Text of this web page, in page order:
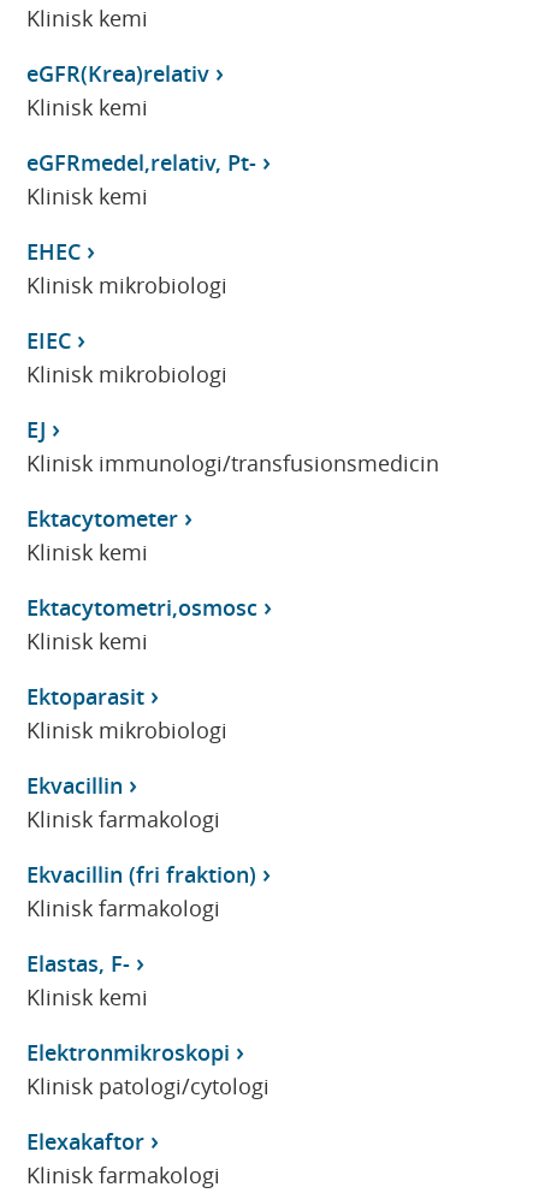
Klinisk kemi
eGFR(Krea)relativ
Klinisk kemi
eGFRmedel,relativ, Pt-
Klinisk kemi
EHEC
Klinisk mikrobiologi
EIEC
Klinisk mikrobiologi
EJ
Klinisk immunologi/transfusionsmedicin
Ektacytometer
Klinisk kemi
Ektacytometri,osmosc
Klinisk kemi
Ektoparasit
Klinisk mikrobiologi
Ekvacillin
Klinisk farmakologi
Ekvacillin (fri fraktion)
Klinisk farmakologi
Elastas, F-
Klinisk kemi
Elektronmikroskopi
Klinisk patologi/cytologi
Elexakaftor
Klinisk farmakologi